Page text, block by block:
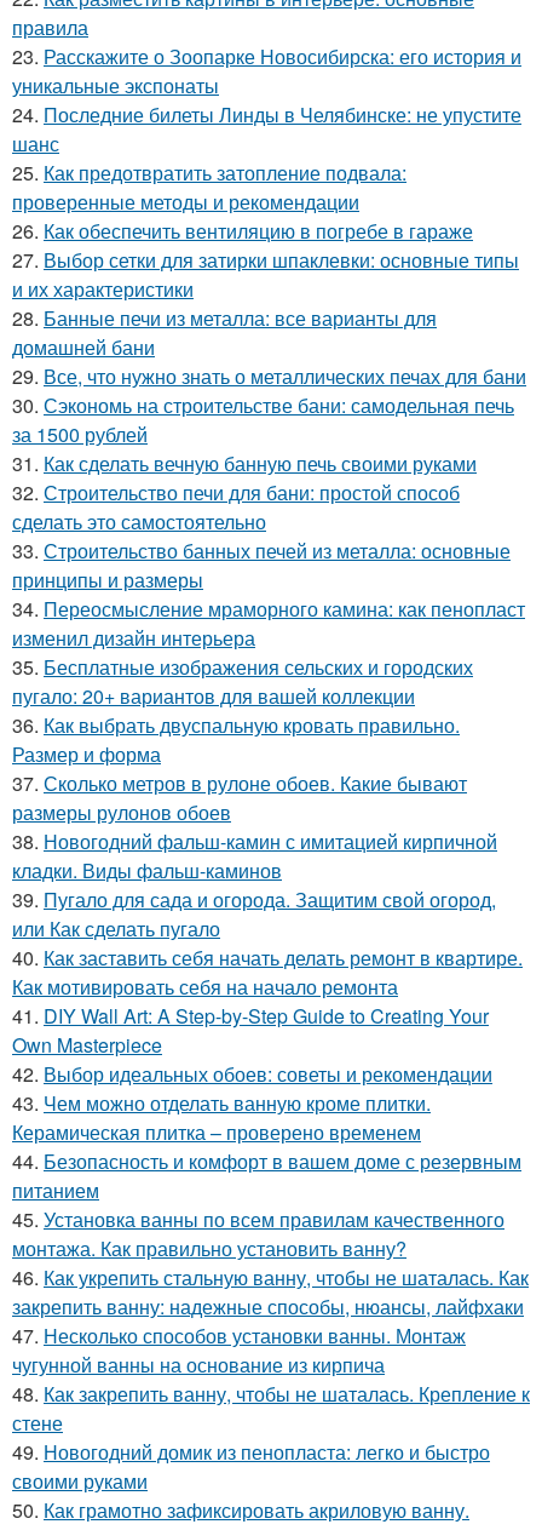
правила
23. Расскажите о Зоопарке Новосибирска: его история и
уникальные экспонаты
24. Последние билеты Линды в Челябинске: не упустите
шанс
25. Как предотвратить затопление подвала:
проверенные методы и рекомендации
26. Как обеспечить вентиляцию в погребе в гараже
27. Выбор сетки для затирки шпаклевки: основные типы
и их характеристики
28. Банные печи из металла: все варианты для
домашней бани
29. Все, что нужно знать о металлических печах для бани
30. Сэкономь на строительстве бани: самодельная печь
за 1500 рублей
31. Как сделать вечную банную печь своими руками
32. Строительство печи для бани: простой способ
сделать это самостоятельно
33. Строительство банных печей из металла: основные
принципы и размеры
34. Переосмысление мраморного камина: как пенопласт
изменил дизайн интерьера
35. Бесплатные изображения сельских и городских
пугало: 20+ вариантов для вашей коллекции
36. Как выбрать двуспальную кровать правильно.
Размер и форма
37. Сколько метров в рулоне обоев. Какие бывают
размеры рулонов обоев
38. Новогодний фальш-камин с имитацией кирпичной
кладки. Виды фальш-каминов
39. Пугало для сада и огорода. Защитим свой огород,
или Как сделать пугало
40. Как заставить себя начать делать ремонт в квартире.
Как мотивировать себя на начало ремонта
41. DIY Wall Art: A Step-by-Step Guide to Creating Your
Own Masterpiece
42. Выбор идеальных обоев: советы и рекомендации
43. Чем можно отделать ванную кроме плитки.
Керамическая плитка – проверено временем
44. Безопасность и комфорт в вашем доме с резервным
питанием
45. Установка ванны по всем правилам качественного
монтажа. Как правильно установить ванну?
46. Как укрепить стальную ванну, чтобы не шаталась. Как
закрепить ванну: надежные способы, нюансы, лайфхаки
47. Несколько способов установки ванны. Монтаж
чугунной ванны на основание из кирпича
48. Как закрепить ванну, чтобы не шаталась. Крепление к
стене
49. Новогодний домик из пенопласта: легко и быстро
своими руками
50. Как грамотно зафиксировать акриловую ванну.